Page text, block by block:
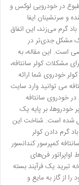
در خودرویی لوکس و
و سرنشینان ایفا
گرم می‌زند، این اتفاق
یک مشکل جدی‌تر در
است. این مقاله، به
مشکلات کولر سانتافه،
خودروی شما ارائه
می توانید وارد سایت
خودروی سانتافه
خودروها، بر پایه یک
شده است. شناخت این
گرم دادن کولر
کمپرسور کندانسور
اواپراتور فن‌های
تبرید یک فرآیند بسته
از گاز به مایع و